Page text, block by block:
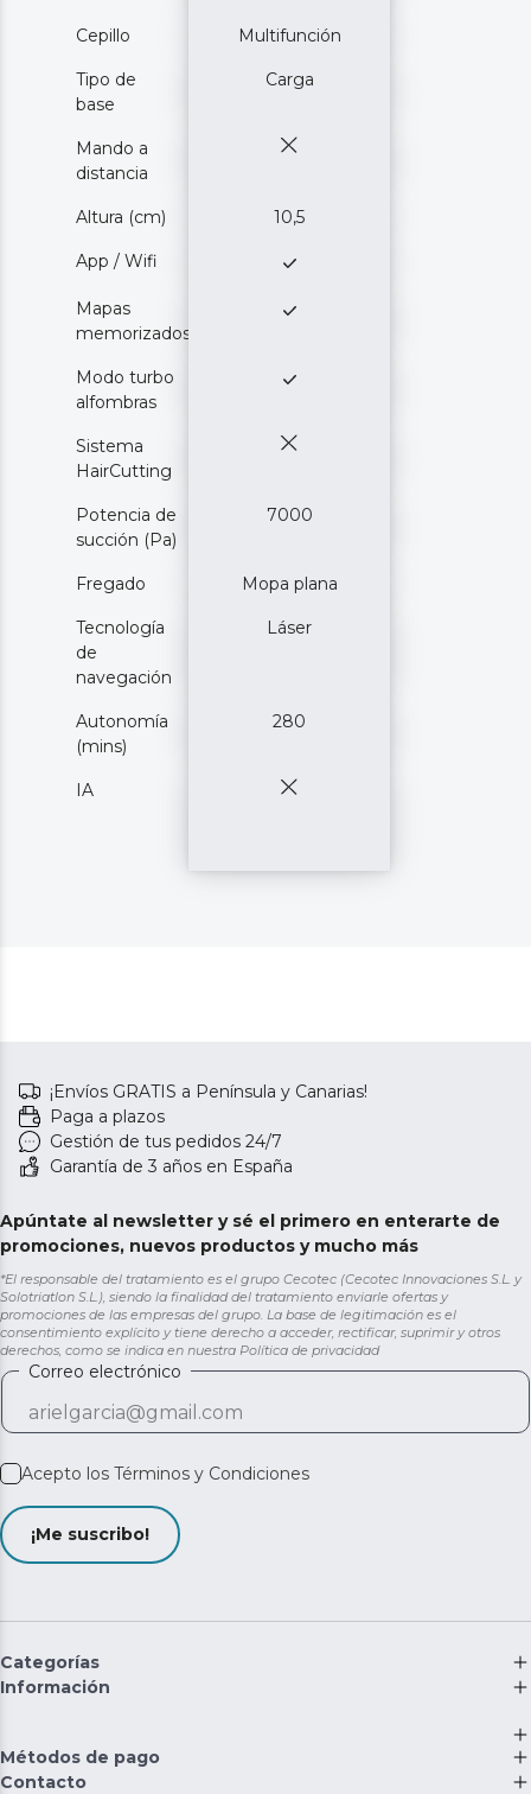
Cepillo Multifunción
Tipo de
base
Carga
Mando a
distancia
Altura (cm) 10,5
App / Wifi
Mapas
memorizados
Modo turbo
alfombras
Sistema
HairCutting
Potencia de
succión (Pa)
7000
Fregado Mopa plana
Tecnología
de
navegación
Láser
Autonomía
(mins)
280
IA
¡Envíos GRATIS a Península y Canarias!
Paga a plazos
Gestión de tus pedidos 24/7
Garantía de 3 años en España
Apúntate al newsletter y sé el primero en enterarte de
promociones, nuevos productos y mucho más
*El responsable del tratamiento es el grupo Cecotec (Cecotec Innovaciones S.L. y
Solotriatlon S.L.), siendo la finalidad del tratamiento enviarle ofertas y
promociones de las empresas del grupo. La base de legitimación es el
consentimiento explícito y tiene derecho a acceder, rectificar, suprimir y otros
derechos, como se indica en nuestra Política de privacidad
Correo electrónico
Acepto los Términos y Condiciones
¡Me suscribo!
Categorías
Información
Métodos de pago
Contacto